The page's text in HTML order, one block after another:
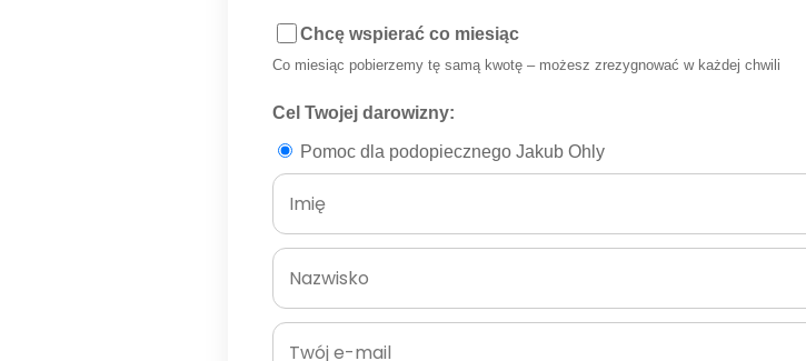
Chcę wspierać co miesiąc
Co miesiąc pobierzemy tę samą kwotę – możesz zrezygnować w każdej chwili
Cel Twojej darowizny:
Pomoc dla podopiecznego Jakub Ohly